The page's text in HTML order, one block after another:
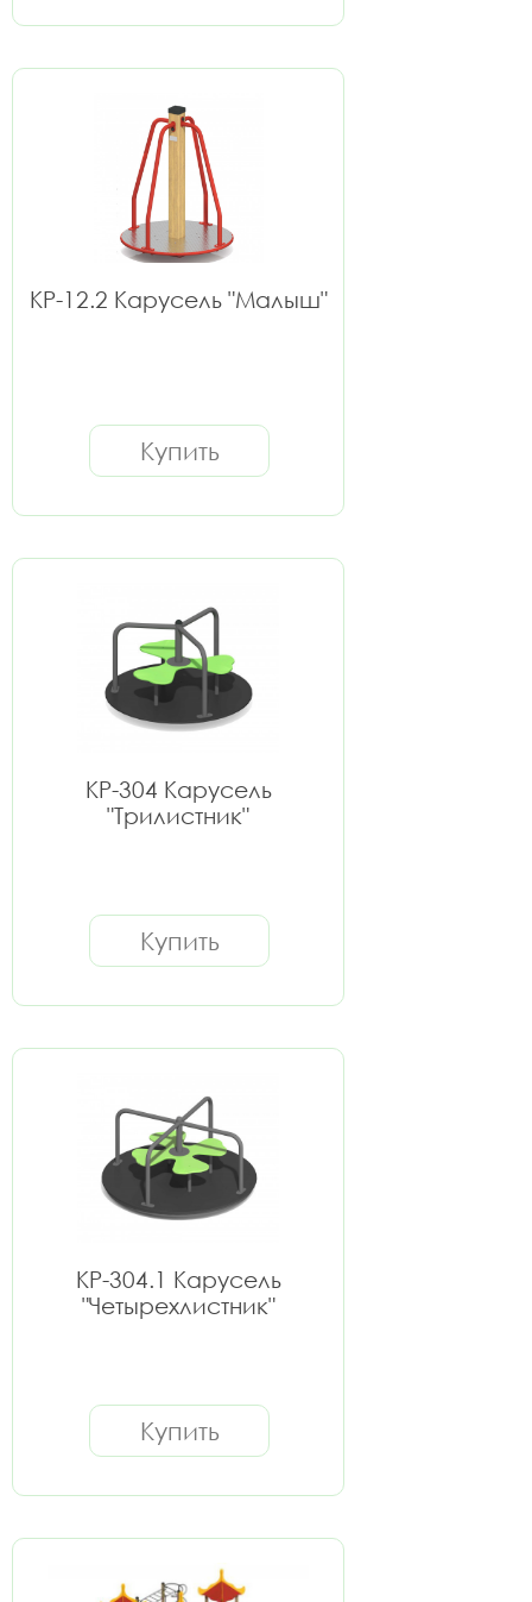
КР-12.2 Карусель "Малыш"
Купить
КР-304 Карусель
"Трилистник"
Купить
КР-304.1 Карусель
"Четырехлистник"
Купить